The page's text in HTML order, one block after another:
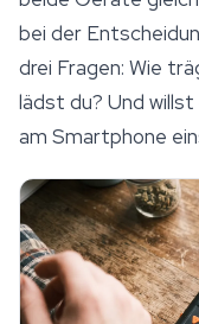
bei der
drei Fragen: Wie
lädst du? Und
am Smartphone